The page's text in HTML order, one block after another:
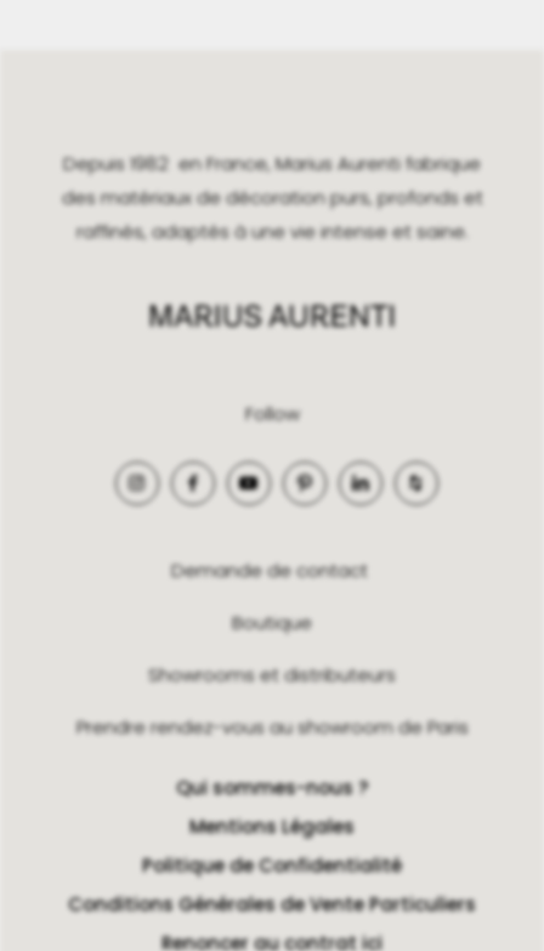
Depuis 1982 en France, Marius Aurenti fabrique
des matériaux de décoration purs, profonds et
raffinés, adaptés à une vie intense et saine.
Follow
Demande de contact
Boutique
Showrooms et distributeurs
Prendre rendez-vous au showroom de Paris
Qui sommes-nous ?
Mentions Légales
Politique de Confidentialité
Conditions Générales de Vente Particuliers
Renoncer au contrat ici